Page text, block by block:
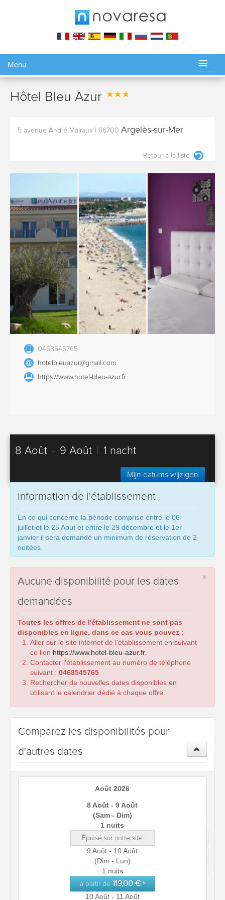
Menu
Hôtel Bleu Azur
5 avenue André Malraux 66700 Argelès-sur-Mer
Retour à la liste
0468545765
hotelbleuazur@gmail.com
https://www.hotel-bleu-azur.fr
8 Août - 9 Août 1 nacht
Mijn datums wijzigen
Information de l'établissement
En ce qui concerne la période comprise entre le 06
juillet et le 25 Aout et entre le 29 décembre et le 1er
janvier il sera demandé un minimum de réservation de 2
nuitées.
×
Aucune disponibilité pour les dates
demandées
Toutes les offres de l'établissement ne sont pas
disponibles en ligne, dans ce cas vous pouvez :
Aller sur le site internet de l'établissement en suivant
ce lien https://www.hotel-bleu-azur.fr.
Contacter l'établissement au numéro de téléphone
suivant : 0468545765
Rechercher de nouvelles dates disponibles en
utilisant le calendrier dédié à chaque offre.
Comparez les disponibilités pour
d'autres dates
Août 2026
8 Août - 9 Août
(Sam - Dim)
1 nuits
Épuisé sur notre site
9 Août - 10 Août
(Dim - Lun)
1 nuits
à partir de 119,00 € *
10 Août - 11 Août